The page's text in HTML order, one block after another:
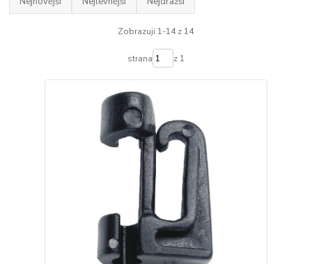
Zobrazuji 1-14 z 14
strana z 1